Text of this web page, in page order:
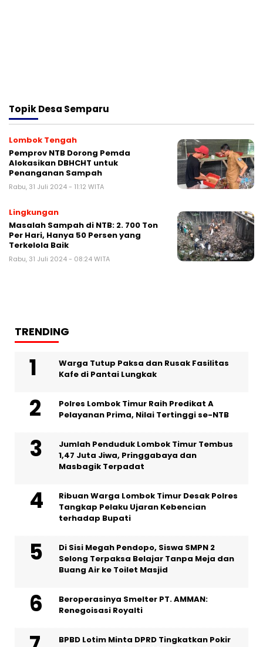
TopikDesa Semparu
Lombok Tengah
Pemprov NTB Dorong Pemda
Alokasikan DBHCHT untuk
Penanganan Sampah
Rabu, 31 Juli 2024 - 11:12 WITA
Lingkungan
Masalah Sampah di NTB: 2. 700 Ton
Per Hari, Hanya 50 Persen yang
Terkelola Baik
Rabu, 31 Juli 2024 - 08:24 WITA
TRENDING
Warga Tutup Paksa dan Rusak Fasilitas
Kafe di Pantai Lungkak
Polres Lombok Timur Raih Predikat A
Pelayanan Prima, Nilai Tertinggi se-NTB
Jumlah Penduduk Lombok Timur Tembus
1,47 Juta Jiwa, Pringgabaya dan
Masbagik Terpadat
Ribuan Warga Lombok Timur Desak Polres
Tangkap Pelaku Ujaran Kebencian
terhadap Bupati
Di Sisi Megah Pendopo, Siswa SMPN 2
Selong Terpaksa Belajar Tanpa Meja dan
Buang Air ke Toilet Masjid
Beroperasinya Smelter PT. AMMAN:
Renegoisasi Royalti
BPBD Lotim Minta DPRD Tingkatkan Pokir